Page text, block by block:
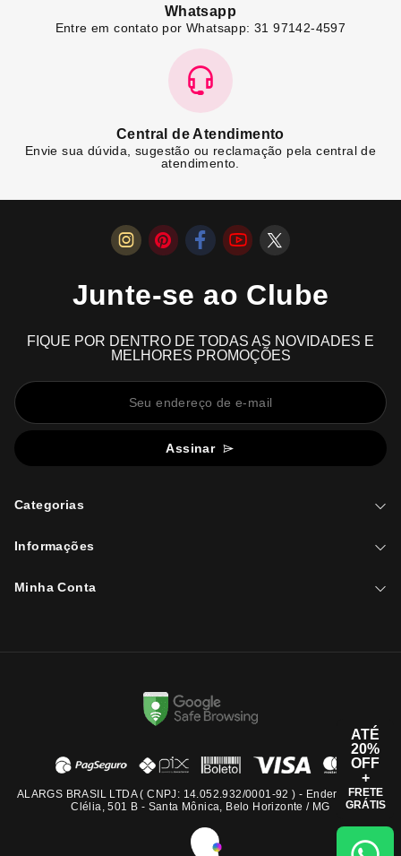
Whatsapp
Entre em contato por Whatsapp: 31 97142-4597
Central de Atendimento
Envie sua dúvida, sugestão ou reclamação pela central de
atendimento.
Junte-se ao Clube
FIQUE POR DENTRO DE TODAS AS NOVIDADES E
MELHORES PROMOÇÕES
Assinar
Categorias
Informações
Minha Conta
ALARGS BRASIL LTDA ( CNPJ: 14.052.932/0001-92 ) - Endereço: Rua
Clélia, 501 B - Santa Mônica, Belo Horizonte / MG
ATÉ
20%
OFF
+
FRETE
GRÁTIS